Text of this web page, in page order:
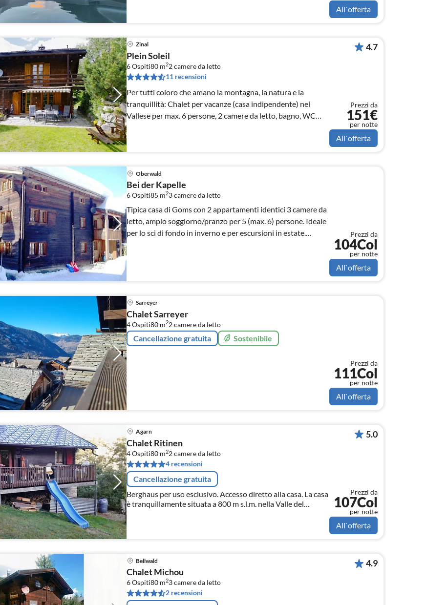
All`offerta
Zinal
Plein Soleil
6 Ospiti80 m22camere da letto
11 recensioni
Per tutti coloro che amano la montagna, la natura e la
tranquillità: Chalet per vacanze (casa indipendente) nel
Vallese per max. 6 persone, 2 camere da letto, bagno, WC
ospiti, stufa in maiolica, posto auto
4.7
Prezzi da
151€
per notte
All`offerta
Oberwald
Bei der Kapelle
6 Ospiti85 m23camere da letto
Tipica casa di Goms con 2 appartamenti identici 3 camere da
letto, ampio soggiorno/pranzo per 5 (max. 6) persone. Ideale
per lo sci di fondo in inverno e per escursioni in estate.
Posizione tranquilla.
Prezzi da
104Col
per notte
All`offerta
Sarreyer
Chalet Sarreyer
4 Ospiti80 m22camere da letto
Cancellazione gratuita Sostenibile
Prezzi da
111Col
per notte
All`offerta
Agarn
Chalet Ritinen
4 Ospiti80 m22camere da letto
4 recensioni
Cancellazione gratuita
Berghaus per uso esclusivo. Accesso diretto alla casa. La casa
è tranquillamente situata a 800 m s.l.m. nella Valle del
Rodano, in Vallese. La casa è ideale per massimo 5 persone.
5.0
Prezzi da
107Col
per notte
All`offerta
Bellwald
Chalet Michou
6 Ospiti80 m23camere da letto
2 recensioni
4.9